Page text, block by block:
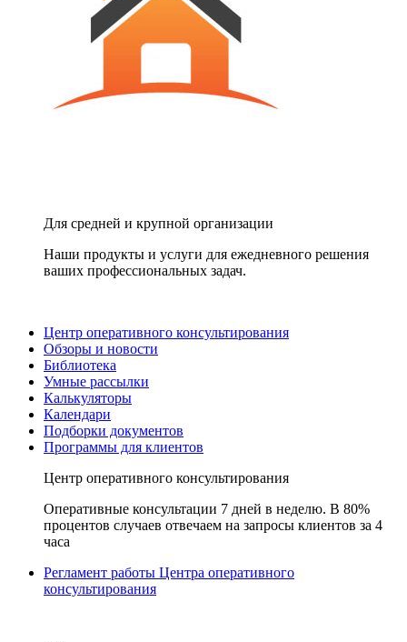
Для средней и крупной организации
Наши продукты и услуги для ежедневного решения
ваших профессиональных задач.
Центр оперативного консультирования
Обзоры и новости
Библиотека
Умные рассылки
Калькуляторы
Календари
Подборки документов
Программы для клиентов
Центр оперативного консультирования
Оперативные консультации 7 дней в неделю. В 80%
процентов случаев отвечаем на запросы клиентов за 4
часа
Регламент работы Центра оперативного
консультирования